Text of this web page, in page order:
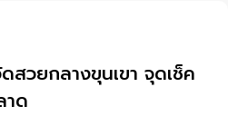
สวยกลางขุนเขา จุดเช็ค
ด